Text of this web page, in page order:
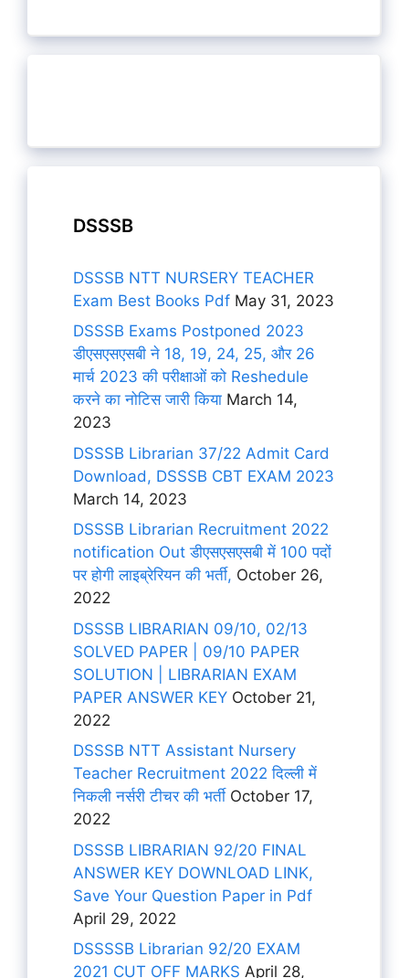
DSSSB
DSSSB NTT NURSERY TEACHER
Exam Best Books Pdf May 31, 2023
DSSSB Exams Postponed 2023
डीएसएसएसबी ने 18, 19, 24, 25, और 26
मार्च 2023 की परीक्षाओं को Reshedule
करने का नोटिस जारी किया March 14,
2023
DSSSB Librarian 37/22 Admit Card
Download, DSSSB CBT EXAM 2023
March 14, 2023
DSSSB Librarian Recruitment 2022
notification Out डीएसएसएसबी में 100 पदों
पर होगी लाइब्रेरियन की भर्ती, October 26,
2022
DSSSB LIBRARIAN 09/10, 02/13
SOLVED PAPER | 09/10 PAPER
SOLUTION | LIBRARIAN EXAM
PAPER ANSWER KEY October 21,
2022
DSSSB NTT Assistant Nursery
Teacher Recruitment 2022 दिल्ली में
निकली नर्सरी टीचर की भर्ती October 17,
2022
DSSSB LIBRARIAN 92/20 FINAL
ANSWER KEY DOWNLOAD LINK,
Save Your Question Paper in Pdf
April 29, 2022
DSSSSB Librarian 92/20 EXAM
2021 CUT OFF MARKS April 28,